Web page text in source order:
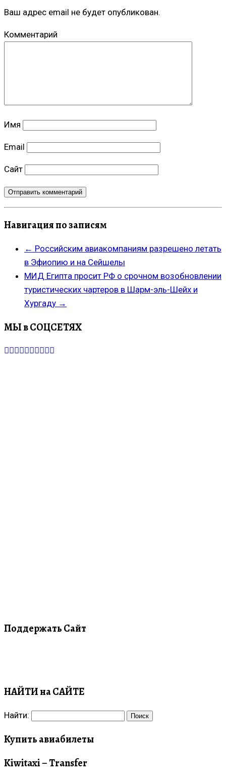
Ваш адрес email не будет опубликован.
Комментарий
Имя
Email
Сайт
Навигация по записям
← Российским авиакомпаниям разрешено летать
в Эфиопию и на Сейшелы
МИД Египта просит РФ о срочном возобновлении
туристических чартеров в Шарм-эль-Шейх и
Хургаду →
МЫ в СОЦСЕТЯХ
Поддержать Сайт
НАЙТИ на САЙТЕ
Найти:
Купить авиабилеты
Kiwitaxi – Transfer